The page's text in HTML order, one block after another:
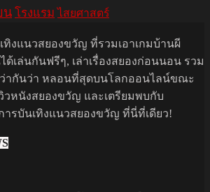
น โรงแรม ไสยศาสตร์
ทิงแนวสยองขวัญ ที่รวมเอาเกมบ้านผี
ด้เล่นกันฟรีๆ, เล่าเรื่องสยองก่อนนอน รวม
ากันว่า หลอนที่สุดบนโลกออนไลน์ขณะ
วหนังสยองขวัญ และเตรียมพบกับ
ารบันเทิงแนวสยองขวัญ ที่นี่ที่เดียว!